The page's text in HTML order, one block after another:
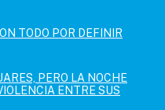
TODO POR DEFINIR
PERO LA NOCHE
ENTRE SUS